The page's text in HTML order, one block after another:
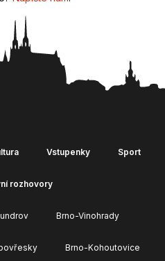
Vstupenky Sport
rozhovory
Brno-Vinohrady
Brno-Kohoutovice